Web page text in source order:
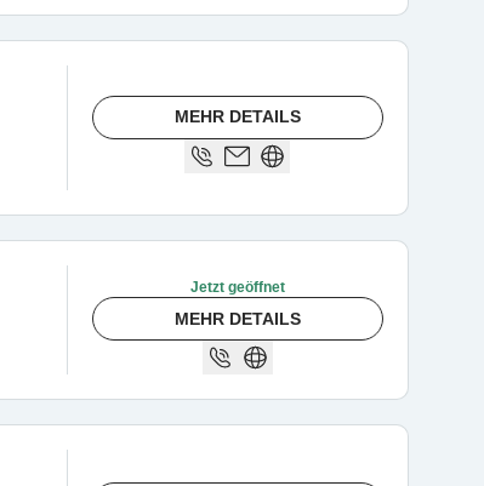
MEHR DETAILS
Jetzt geöffnet
MEHR DETAILS